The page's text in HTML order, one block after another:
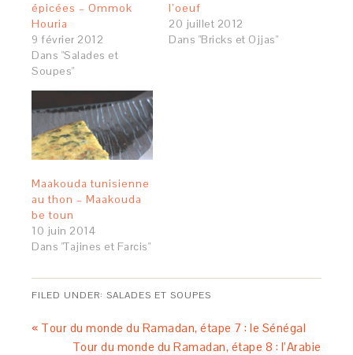
épicées – Ommok
Houria
9 février 2012
Dans "Salades et
Soupes"
l’oeuf
20 juillet 2012
Dans "Bricks et Ojjas"
Maakouda tunisienne
au thon – Maakouda
be toun
10 juin 2014
Dans "Tajines et Farcis"
FILED UNDER:SALADES ET SOUPES
« Tour du monde du Ramadan, étape 7 : le Sénégal
Tour du monde du Ramadan, étape 8 : l’Arabie